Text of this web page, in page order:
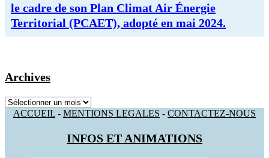
le cadre de son Plan Climat Air Énergie
Territorial (PCAET), adopté en mai 2024.
Archives
Archives
ACCUEIL - MENTIONS LEGALES - CONTACTEZ-NOUS
INFOS ET ANIMATIONS